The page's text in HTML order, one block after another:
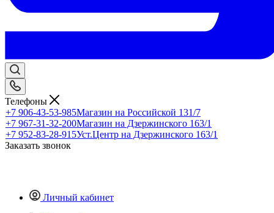
Телефоны
+7 906-43-53-985Магазин на Российской 131/7
+7 967-31-32-200Магазин на Дзержинского 163/1
+7 952-83-28-915Уст.Центр на Дзержинского 163/1
Заказать звонок
Личный кабинет